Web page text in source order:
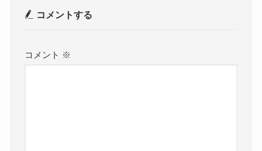
コメントする
コメント ※